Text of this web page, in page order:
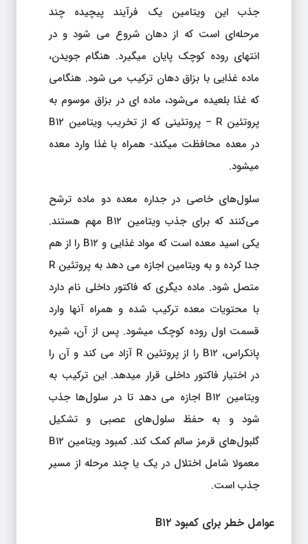
جذب این ویتامین یک فرآیند پیچیده چند
مرحله‌ای است که از دهان شروع می شود و در
انتهای روده کوچک پایان میگیرد. هنگام جویدن،
ماده غذایی با بزاق دهان ترکیب می شود. هنگامی
که غذا بلعیده می‌شود، ماده ای در بزاق موسوم به
پروتئین R – پروتئینی که از تخریب ویتامین B۱۲
در معده محافظت میکند- همراه با غذا وارد معده
میشود.
سلول‌های خاصی در جداره معده دو ماده ترشح
می‌کنند که برای جذب ویتامین B۱۲ مهم هستند.
یکی اسید معده است که مواد غذایی و B۱۲ را از هم
جدا کرده و به ویتامین اجازه می دهد به پروتئین R
متصل شود. ماده دیگری که فاکتور داخلی نام دارد
با محتویات معده ترکیب شده و همراه آنها وارد
قسمت اول روده کوچک میشود. پس از آن، شیره
پانکراس، B۱۲ را از پروتئین R آزاد می کند و آن را
در اختیار فاکتور داخلی قرار میدهد. این ترکیب به
ویتامین B۱۲ اجازه می دهد تا در سلول‌ها جذب
شود و به حفظ سلول‌های عصبی و تشکیل
گلبول‌های قرمز سالم کمک کند. کمبود ویتامین B۱۲
معمولا شامل اختلال در یک یا چند مرحله از مسیر
جذب است.
عوامل خطر برای کمبود B۱۲